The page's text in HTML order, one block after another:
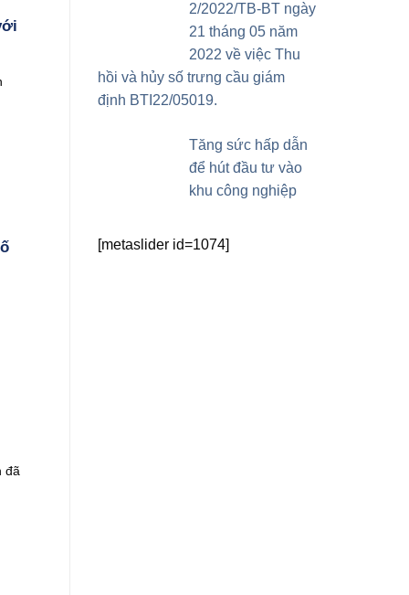
đã
2/2022/TB-BT ngày
21 tháng 05 năm
2022 về việc Thu
hồi và hủy số trưng cầu giám
định BTI22/05019.
Tăng sức hấp dẫn
để hút đầu tư vào
khu công nghiệp
[metaslider id=1074]